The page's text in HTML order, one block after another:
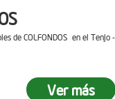
de COLFONDOS en el Tenjo
Ver más